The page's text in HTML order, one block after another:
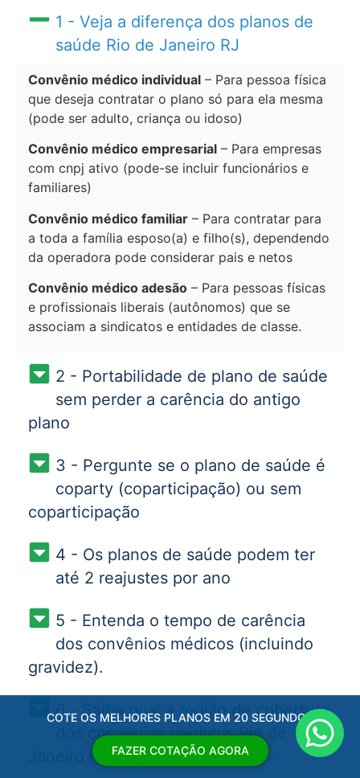
1 - Veja a diferença dos planos de
saúde Rio de Janeiro RJ
Convênio médico individual – Para pessoa física
que deseja contratar o plano só para ela mesma
(pode ser adulto, criança ou idoso)
Convênio médico empresarial – Para empresas
com cnpj ativo (pode-se incluir funcionários e
familiares)
Convênio médico familiar – Para contratar para
a toda a família esposo(a) e filho(s), dependendo
da operadora pode considerar pais e netos
Convênio médico adesão – Para pessoas físicas
e profissionais liberais (autônomos) que se
associam a sindicatos e entidades de classe.
2 - Portabilidade de plano de saúde
sem perder a carência do antigo
plano
3 - Pergunte se o plano de saúde é
coparty (coparticipação) ou sem
coparticipação
4 - Os planos de saúde podem ter
até 2 reajustes por ano
5 - Entenda o tempo de carência
dos convênios médicos (incluindo
gravidez).
6 - Saiba qual a região de cobertura
dos convênios médicos Rio de
Janeiro RJ
COTE OS MELHORES PLANOS EM 20 SEGUNDOS
FAZER COTAÇÃO AGORA